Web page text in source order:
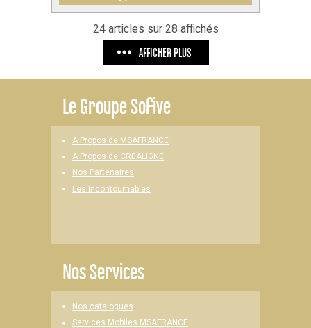
24 articles sur 28 affichés
AFFICHER PLUS
LeGroupe Sofive
A Propos de MSAFRANCE
A Propos de CREALIGNE
Nos Partenaires
Les Incontournables
Nos Services
Nos catalogues
Services Mobiles MSAFRANCE